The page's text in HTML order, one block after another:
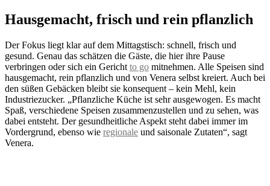
Hausgemacht, frisch und rein pflanzlich
Der Fokus liegt klar auf dem Mittagstisch: schnell, frisch und
gesund. Genau das schätzen die Gäste, die hier ihre Pause
verbringen oder sich ein Gericht to go mitnehmen. Alle Speisen sind
hausgemacht, rein pflanzlich und von Venera selbst kreiert. Auch bei
den süßen Gebäcken bleibt sie konsequent – kein Mehl, kein
Industriezucker. „Pflanzliche Küche ist sehr ausgewogen. Es macht
Spaß, verschiedene Speisen zusammenzustellen und zu sehen, was
dabei entsteht. Der gesundheitliche Aspekt steht dabei immer im
Vordergrund, ebenso wie regionale und saisonale Zutaten“, sagt
Venera.